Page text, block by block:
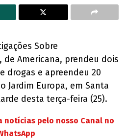
Sobre
de Americana, prendeu dois
drogas e apreendeu 20
Jardim Europa, em Santa
desta terça-feira (25).
notícias pelo nosso Canal no